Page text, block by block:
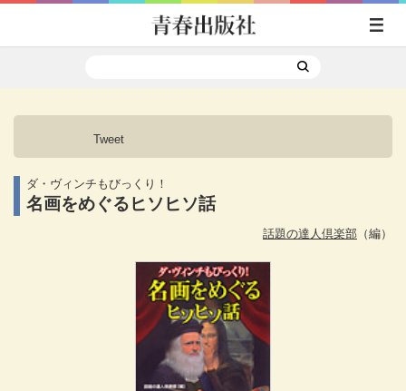
Tweet
ダ・ヴィンチもびっくり！
名画をめぐるヒソヒソ話
話題の達人倶楽部 （編）